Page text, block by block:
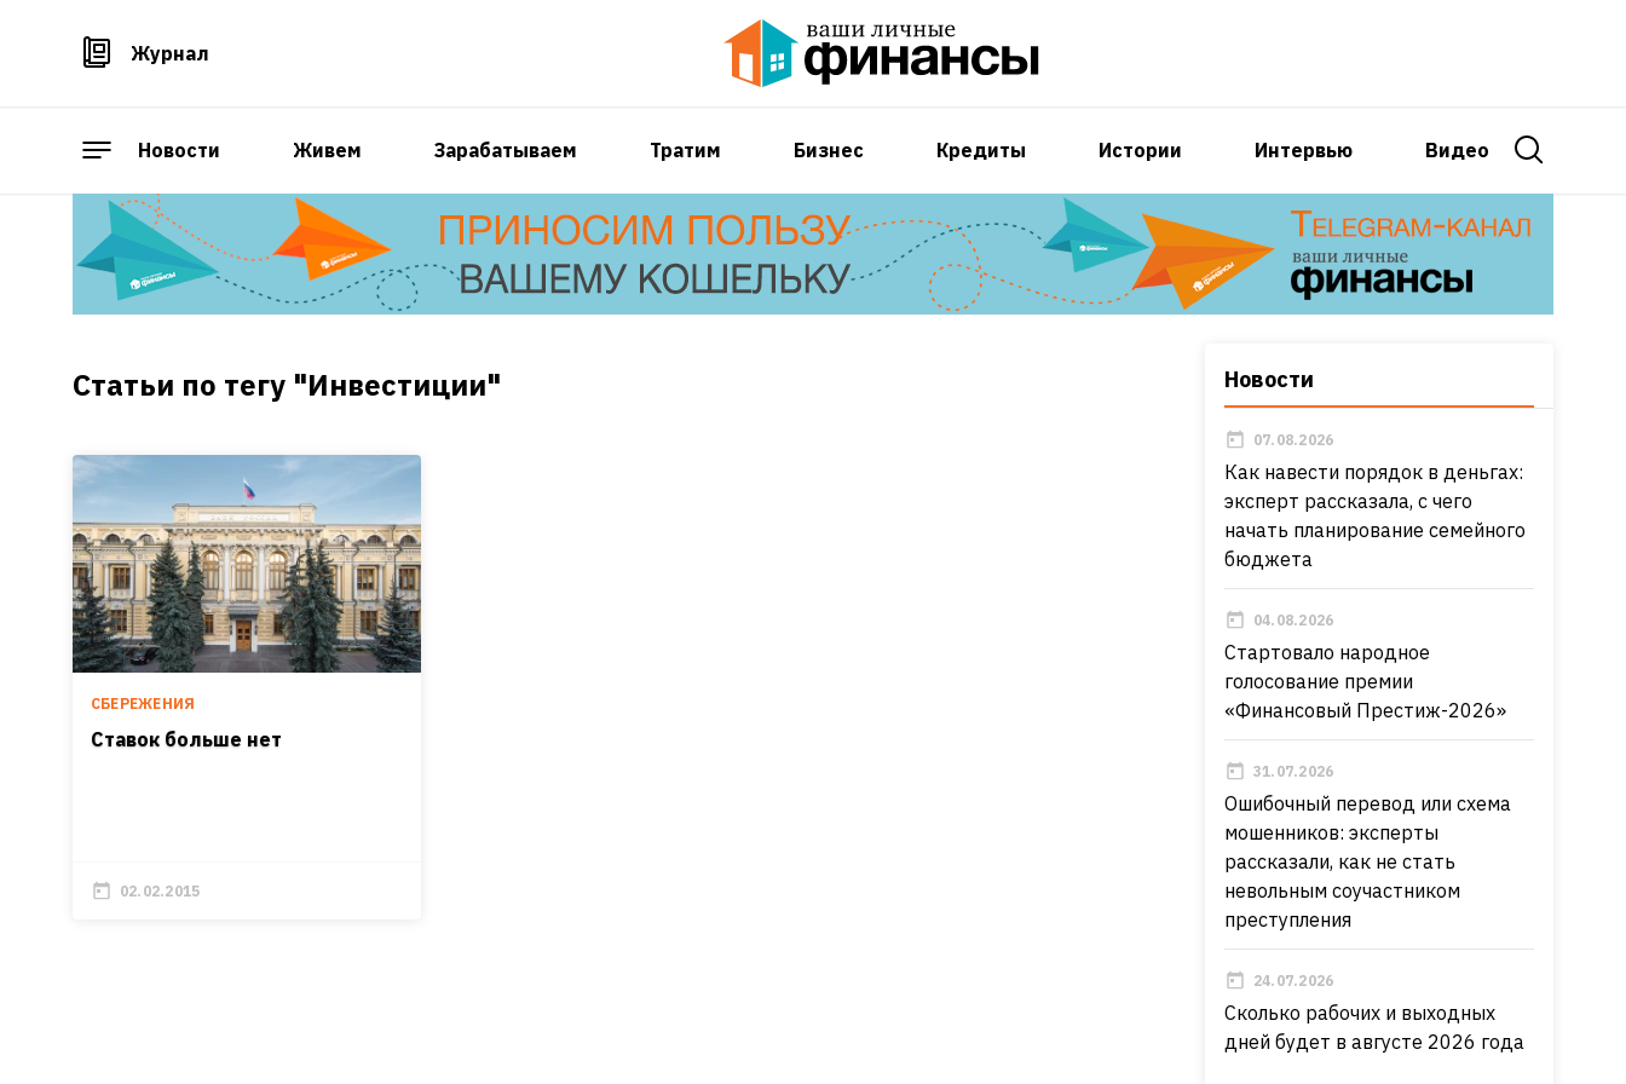
Журнал
Новости Живем Зарабатываем Тратим Бизнес Кредиты Истории Интервью Видео
Статьи по тегу "Инвестиции"
СБЕРЕЖЕНИЯ
Ставок больше нет
02.02.2015
Новости
07.08.2026
Как навести порядок в деньгах:
эксперт рассказала, с чего
начать планирование семейного
бюджета
04.08.2026
Стартовало народное
голосование премии
«Финансовый Престиж-2026»
31.07.2026
Ошибочный перевод или схема
мошенников: эксперты
рассказали, как не стать
невольным соучастником
преступления
24.07.2026
Сколько рабочих и выходных
дней будет в августе 2026 года